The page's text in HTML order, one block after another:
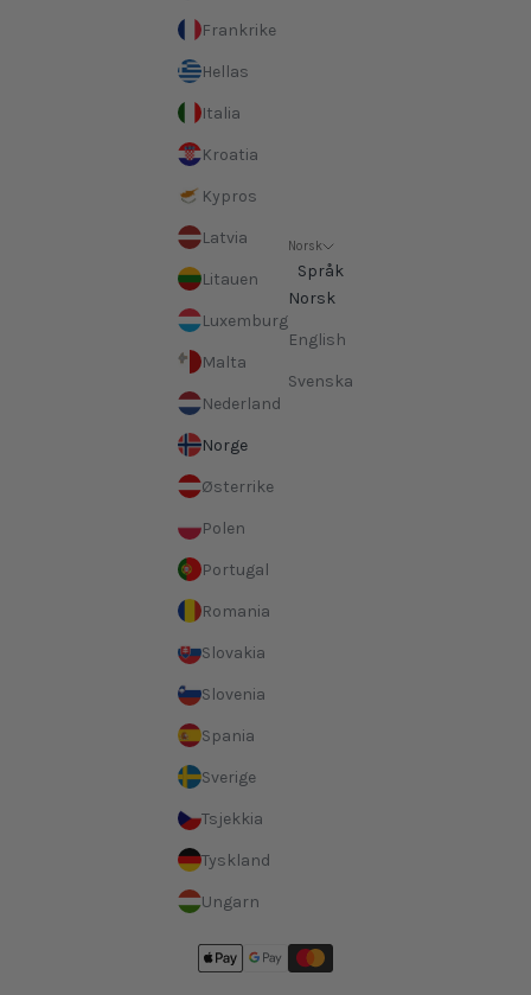
Frankrike
Hellas
Italia
Kroatia
Kypros
Latvia
Litauen
Luxemburg
Malta
Nederland
Norge
Østerrike
Polen
Portugal
Romania
Slovakia
Slovenia
Spania
Sverige
Tsjekkia
Tyskland
Ungarn
Norsk
Språk
Norsk
English
Svenska